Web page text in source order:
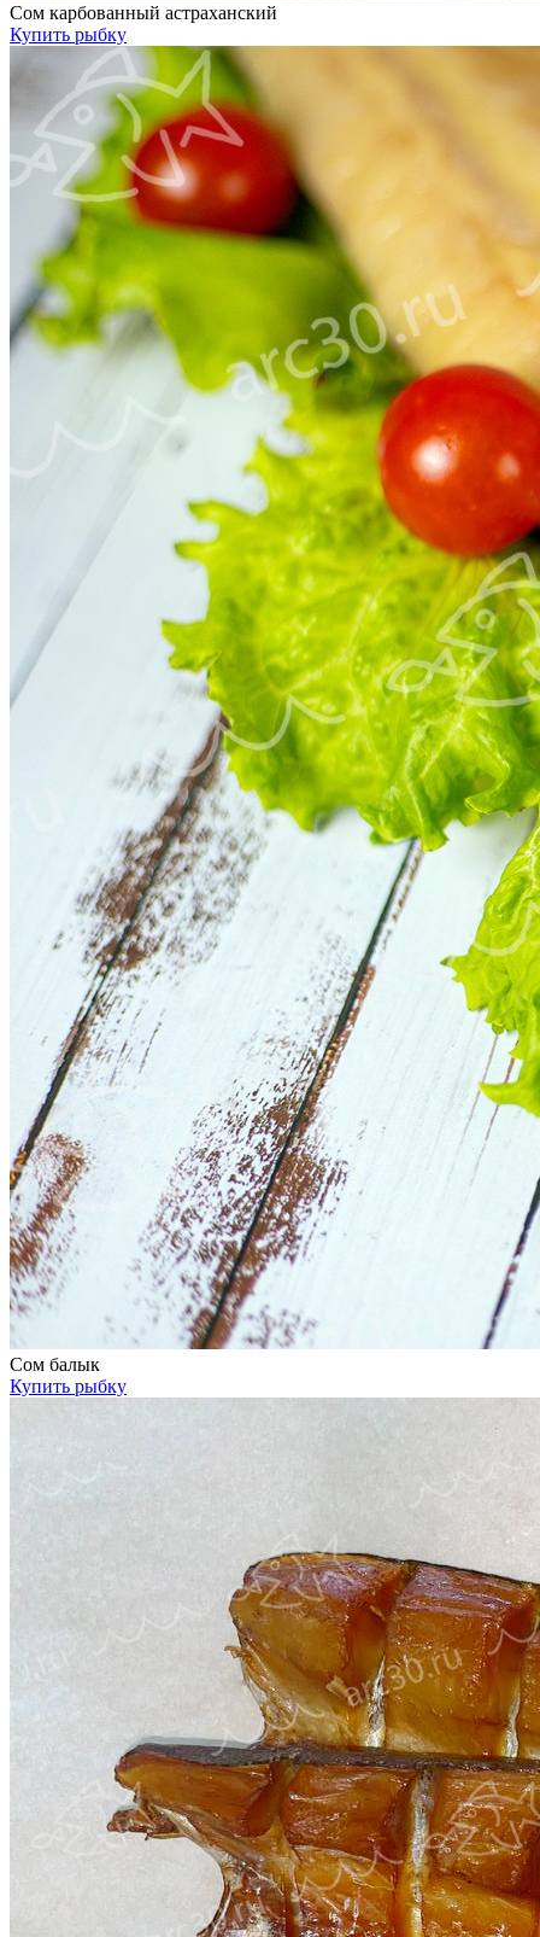
Сом карбованный астраханский
Купить рыбку
Сом балык
Купить рыбку